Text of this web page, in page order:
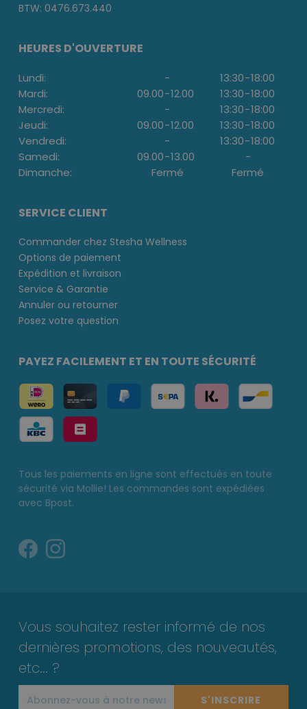
BTW: 0476.673.440
HEURES D'OUVERTURE
Lundi: - 13:30-18:00
Mardi:
09.00-12.00 13:30-18:00
Mercredi:
- 13:30-18:00
Jeudi:
09.00-12.00 13:30-18:00
Vendredi:
- 13:30-18:00
Samedi:
09.00-13.00
-
Dimanche:
Fermé Fermé
SERVICE CLIENT
Commander chez Stesha Wellness
Options de paiement
Expédition et livraison
Service & Garantie
Annuler ou retourner
Posez votre question
PAYEZ FACILEMENT ET EN TOUTE SÉCURITÉ
Tous les paiements en ligne sont effectués en toute
sécurité via Mollie! Les commandes sont expédiées
avec Bpost.
Vous souhaitez rester informé de nos
dernières promotions, des nouveautés,
etc... ?
S'INSCRIRE